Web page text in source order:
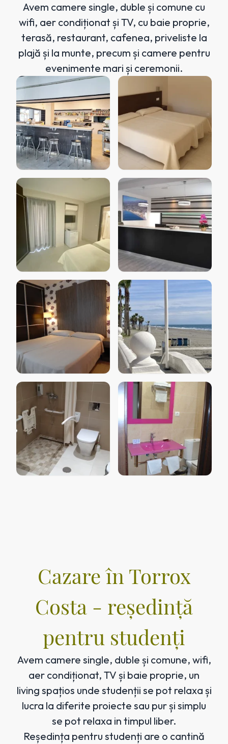
Avem camere single, duble și comune cu
wifi, aer condiționat și TV, cu baie proprie,
terasă, restaurant, cafenea, priveliste la
plajă și la munte, precum și camere pentru
evenimente mari și ceremonii.
Cazare în Torrox
Costa - reședință
pentru studenți
Avem camere single, duble și comune, wifi,
aer condiționat, TV și baie proprie, un
living spațios unde studenții se pot relaxa și
lucra la diferite proiecte sau pur și simplu
se pot relaxa in timpul liber.
Reședința pentru studenți are o cantină